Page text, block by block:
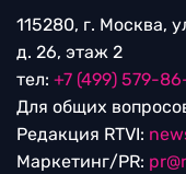
115280, г. Москва,
д. 26, этаж 2
тел: +7 (499) 579-
Для общих
Редакция RTVI:
Маркетинг/PR: